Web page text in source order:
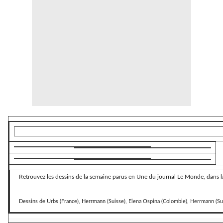
Retrouvez les dessins de la semaine parus en Une du journal Le Monde, dans
Dessins de Urbs (France), Herrmann (Suisse), Elena Ospina (Colombie), Herrmann